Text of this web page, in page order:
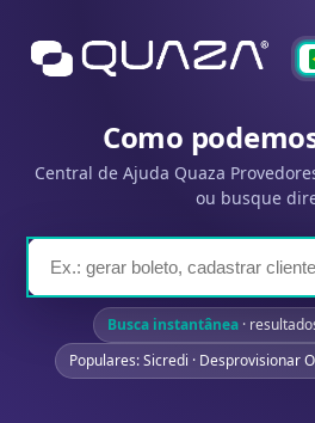
Como
Central de Ajuda Quaza
ou busque
Busca instantânea ·
Populares: Sicredi · Desprovisionar